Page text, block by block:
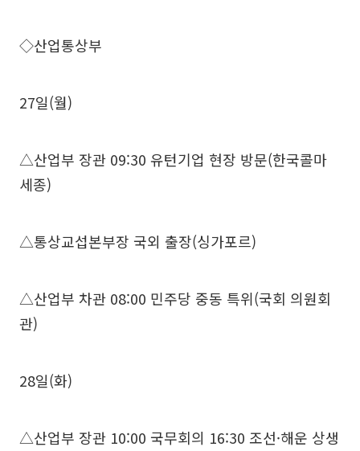
◇산업통상부
27일(월)
△산업부 장관 09:30 유턴기업 현장 방문(한국콜마
세종)
△통상교섭본부장 국외 출장(싱가포르)
△산업부 차관 08:00 민주당 중동 특위(국회 의원회
관)
28일(화)
△산업부 장관 10:00 국무회의 16:30 조선·해운 상생